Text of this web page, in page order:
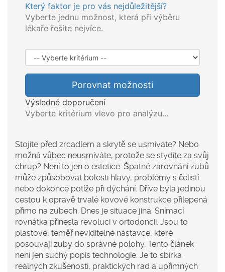
Který faktor je pro vás nejdůležitější?
Vyberte jednu možnost, která při výběru
lékaře řešíte nejvíce.
Porovnat možnosti
Výsledné doporučení
Vyberte kritérium vlevo pro analýzu...
Stojíte před zrcadlem a skrytě se usmíváte? Nebo
možná vůbec neusmíváte, protože se stydíte za svůj
chrup? Není to jen o estetice. Špatné zarovnání zubů
může způsobovat bolesti hlavy, problémy s čelistí
nebo dokonce potíže při dýchání. Dříve byla jedinou
cestou k opravě trvalé kovové konstrukce přilepená
přímo na zubech. Dnes je situace jiná. Snímací
rovnátka přinesla revoluci v ortodoncii. Jsou to
plastové, téměř neviditelné nástavce, které
posouvají zuby do správné polohy. Tento článek
není jen suchý popis technologie. Je to sbírka
reálných zkušeností, praktických rad a upřímných